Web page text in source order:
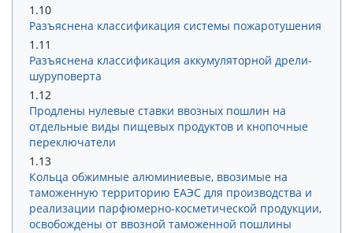
1.10
Разъяснена классификация системы пожаротушения
1.11
Разъяснена классификация аккумуляторной дрели-
шуруповерта
1.12
Продлены нулевые ставки ввозных пошлин на
отдельные виды пищевых продуктов и кнопочные
переключатели
1.13
Кольца обжимные алюминиевые, ввозимые на
таможенную территорию ЕАЭС для производства и
реализации парфюмерно-косметической продукции,
освобождены от ввозной таможенной пошлины